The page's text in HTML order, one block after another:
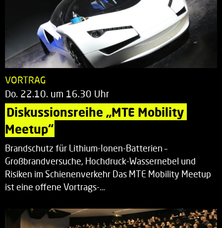
VORTRAG
Do. 22.10. um 16.30 Uhr
Diskussionsreihe „MTE Mobility
Meetup“
Brandschutz für Lithium-Ionen-Batterien –
Großbrandversuche, Hochdruck-Wassernebel und
Risiken im Schienenverkehr Das MTE Mobility Meetup
ist eine offene Vortrags-…